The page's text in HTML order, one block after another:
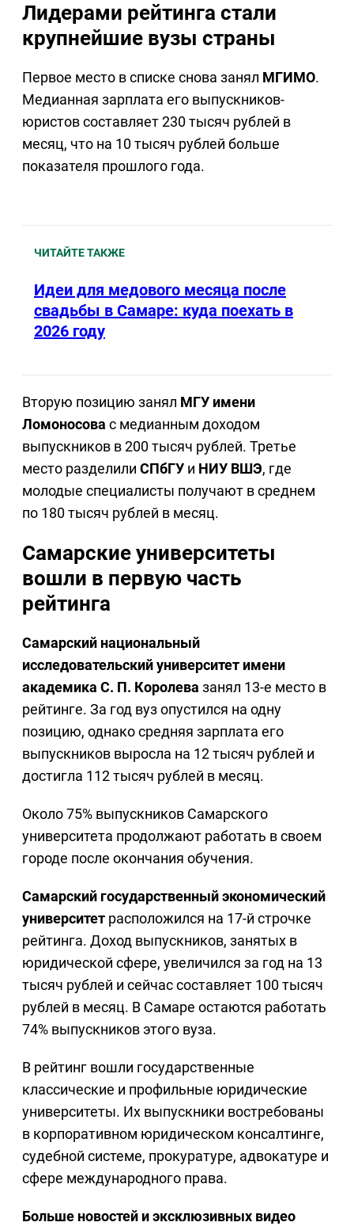
Лидерами рейтинга стали
крупнейшие вузы страны
Первое место в списке снова занял МГИМО.
Медианная зарплата его выпускников-
юристов составляет 230 тысяч рублей в
месяц, что на 10 тысяч рублей больше
показателя прошлого года.
ЧИТАЙТЕ ТАКЖЕ
Идеи для медового месяца после
свадьбы в Самаре: куда поехать в
2026 году
Вторую позицию занял МГУ имени
Ломоносова с медианным доходом
выпускников в 200 тысяч рублей. Третье
место разделили СПбГУ и НИУ ВШЭ, где
молодые специалисты получают в среднем
по 180 тысяч рублей в месяц.
Самарские университеты
вошли в первую часть
рейтинга
Самарский национальный
исследовательский университет имени
академика С. П. Королева занял 13-е место в
рейтинге. За год вуз опустился на одну
позицию, однако средняя зарплата его
выпускников выросла на 12 тысяч рублей и
достигла 112 тысяч рублей в месяц.
Около 75% выпускников Самарского
университета продолжают работать в своем
городе после окончания обучения.
Самарский государственный экономический
университет расположился на 17-й строчке
рейтинга. Доход выпускников, занятых в
юридической сфере, увеличился за год на 13
тысяч рублей и сейчас составляет 100 тысяч
рублей в месяц. В Самаре остаются работать
74% выпускников этого вуза.
В рейтинг вошли государственные
классические и профильные юридические
университеты. Их выпускники востребованы
в корпоративном юридическом консалтинге,
судебной системе, прокуратуре, адвокатуре и
сфере международного права.
Больше новостей и эксклюзивных видео